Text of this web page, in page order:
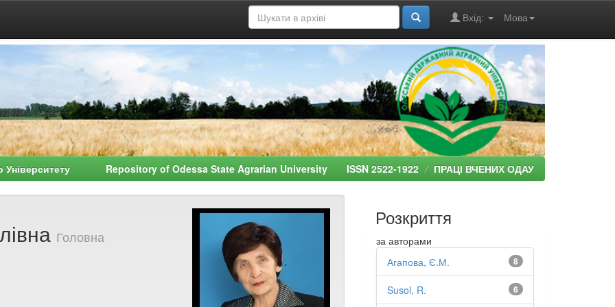
Мова
Вхід:
Університету Repository of Odessa State Agrarian University ISSN 2522-1922 ПРАЦІ ВЧЕНИХ ОДАУ
Головна
Розкриття
за авторами
8
Агапова, Є.М.
6
Susol, R.